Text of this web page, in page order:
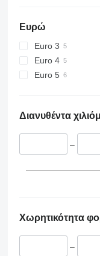
Ευρώ
Euro 3
Euro 4
Euro 5
Διανυθέντα
–
Χωρητικότητα
–